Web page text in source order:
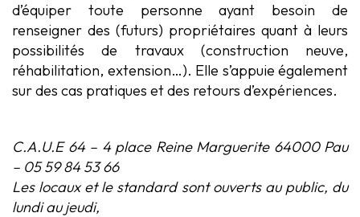
d’équiper toute personne ayant besoin de
renseigner des (futurs) propriétaires quant à leurs
possibilités de travaux (construction neuve,
réhabilitation, extension…). Elle s’appuie également
sur des cas pratiques et des retours d’expériences.
C.A.U.E 64 – 4 place Reine Marguerite 64000 Pau
– 05 59 84 53 66
Les locaux et le standard sont ouverts au public, du
lundi au jeudi,